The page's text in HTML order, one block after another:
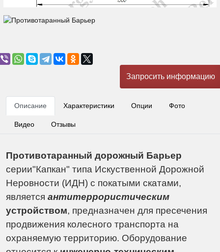
Запросить информацию
Описание Характеристики Опции Фото
Видео Отзывы
Противотаранный дорожный Барьер
серии"Капкан" типа Искуственной Дорожной
Неровности (ИДН) с покатыми скатами,
являетсяантитеррористическим
устройством, предназначен для пресечения
продвижения колесного транспорта на
охраняемую территорию. Оборудование